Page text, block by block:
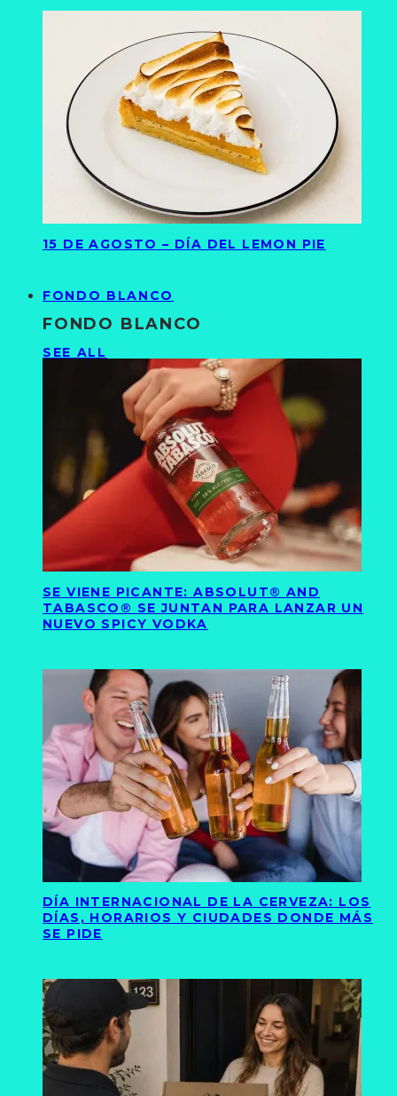
15 DE AGOSTO – DÍA DEL LEMON PIE
FONDO BLANCO
FONDO BLANCO
SEE ALL
SE VIENE PICANTE: ABSOLUT® AND
TABASCO® SE JUNTAN PARA LANZAR UN
NUEVO SPICY VODKA
DÍA INTERNACIONAL DE LA CERVEZA: LOS
DÍAS, HORARIOS Y CIUDADES DONDE MÁS
SE PIDE